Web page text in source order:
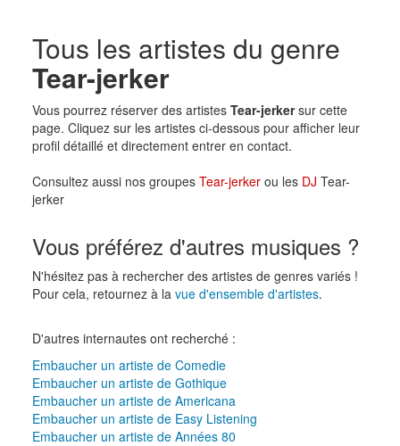
Tous les artistes du genre
Tear-jerker
Vous pourrez réserver des artistes Tear-jerkersur cette
page. Cliquez sur les artistes ci-dessous pour afficher leur
profil détaillé et directement entrer en contact.
Consultez aussi nos groupes Tear-jerkerou les DJ Tear-
jerker
Vous préférez d'autres musiques ?
N'hésitez pas à rechercher des artistes de genres variés !
Pour cela, retournez à la vue d'ensemble d'artistes.
D'autres internautes ont recherché :
Embaucher un artiste de Comedie
Embaucher un artiste de Gothique
Embaucher un artiste de Americana
Embaucher un artiste de Easy Listening
Embaucher un artiste de Années 80